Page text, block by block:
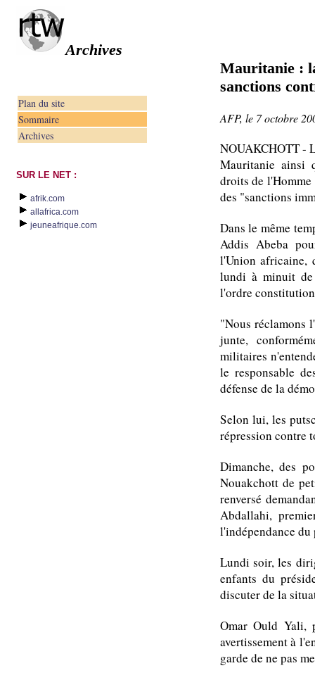
Archives
Plan du site
Sommaire
Archives
SUR LE NET :
afrik.com
allafrica.com
jeuneafrique.com
Mauritanie :
sanctions
AFP, le 7 octobre
NOUAKCHOTT -
Mauritanie ainsi
droits de
des "sanctions
Dans le même
Addis Abeba
l'Union africaine,
lundi à minuit
l'ordre
"Nous réclamons
junte,
militaires
le responsable
défense de la
Selon lui, les
répression contre
Dimanche, des
Nouakchott de
renversé
Abdallahi,
l'indépendance du
Lundi soir, les
enfants du
discuter de la
Omar Ould Yali,
avertissement à
garde de ne pas